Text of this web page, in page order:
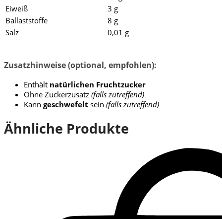
Eiweiß
3 g
Ballaststoffe
8 g
Salz
0,01 g
Zusatzhinweise (optional, empfohlen):
Enthält natürlichen Fruchtzucker
Ohne Zuckerzusatz (falls zutreffend)
Kann geschwefelt sein (falls zutreffend)
Ähnliche Produkte